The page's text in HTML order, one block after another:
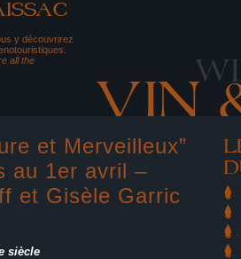
y découvrirez
all the
et Merveilleux”
au 1er avril –
et Gisèle Garric
siècle